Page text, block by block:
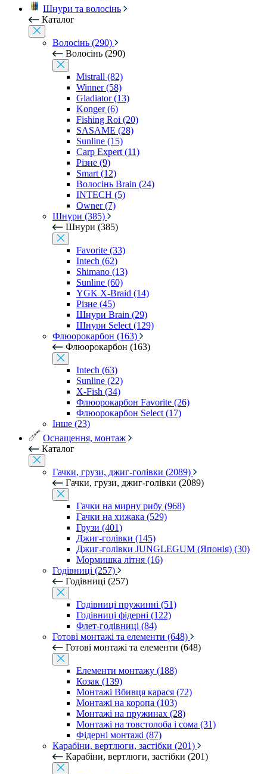
Шнури та волосінь
Каталог
Волосінь (290)
Волосінь (290)
Mistrall (82)
Winner (58)
Gladiator (13)
Konger (6)
Fishing Roi (20)
SASAME (28)
Sunline (15)
Carp Expert (11)
Різне (9)
Smart (12)
Волосінь Brain (24)
INTECH (5)
Owner (7)
Шнури (385)
Шнури (385)
Favorite (33)
Intech (62)
Shimano (13)
Sunline (60)
YGK X-Braid (14)
Різне (45)
Шнури Brain (29)
Шнури Select (129)
Флюорокарбон (163)
Флюорокарбон (163)
Intech (63)
Sunline (22)
X-Fish (34)
Флюорокарбон Favorite (26)
Флюорокарбон Select (17)
Інше (23)
Оснащення, монтаж
Каталог
Гачки, грузи, джиг-голівки (2089)
Гачки, грузи, джиг-голівки (2089)
Гачки на мирну рибу (968)
Гачки на хижака (529)
Грузи (401)
Джиг-голівки (145)
Джиг-голівки JUNGLEGUM (Японія) (30)
Мормишка літня (16)
Годівниці (257)
Годівниці (257)
Годівниці пружинні (51)
Годівниці фідерні (122)
Флет-годівниці (84)
Готові монтажі та елементи (648)
Готові монтажі та елементи (648)
Елементи монтажу (188)
Козак (139)
Монтажі Вбивця карася (72)
Монтажі на коропа (103)
Монтажі на пружинах (28)
Монтажі на товстолоба і сома (31)
Фідерні монтажі (87)
Карабіни, вертлюги, застібки (201)
Карабіни, вертлюги, застібки (201)